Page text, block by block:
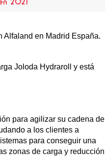
Alfaland en Madrid España.
Joloda Hydraroll y está
para agilizar su cadena de
a los clientes a
para conseguir una
zonas de carga y reducción